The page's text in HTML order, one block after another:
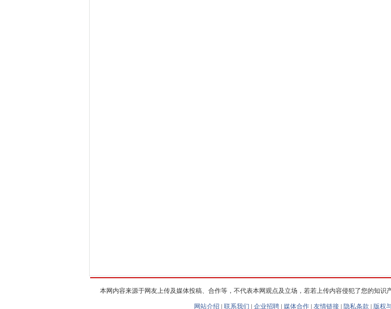
本网内容来源于网友上传及媒体投稿、合作等，不代表本网观点及立场，若若上传内容侵犯了您的知识
网站介绍 | 联系我们 | 企业招聘 | 媒体合作 | 友情链接 | 隐私条款 | 版权